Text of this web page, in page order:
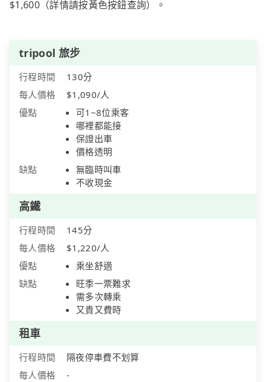
$1,600（詳情請按黃色按鈕查詢）。
tripool 旅步
行程時間
130分
每人價格
$1,090/人
優點
可1~8位乘客
哪裡都能接
保證出車
價格透明
缺點
無臨時叫車
不收現金
高鐵
行程時間
145分
每人價格
$1,220/人
優點
乘坐舒適
缺點
旺季一票難求
需多次轉乘
又貴又費時
租車
行程時間
隔夜停車費不划算
每人價格
-